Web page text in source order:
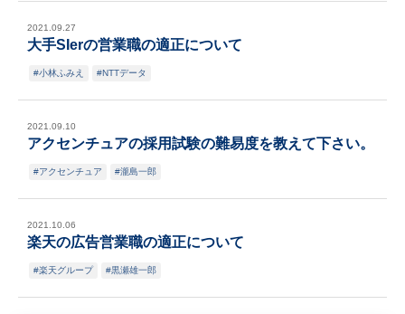
2021.09.27
大手SIerの営業職の適正について
小林ふみえ NTTデータ
2021.09.10
アクセンチュアの採用試験の難易度を教えて下さい。
アクセンチュア 瀧島一郎
2021.10.06
楽天の広告営業職の適正について
楽天グループ 黒瀬雄一郎